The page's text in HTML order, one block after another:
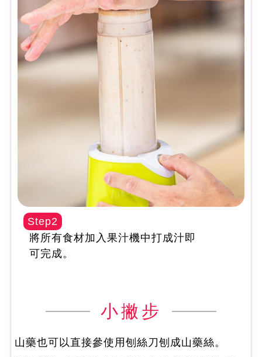
Step2
將所有食材加入果汁機中打成汁即
可完成。
小撇步
山藥也可以直接參使用刨絲刀刨成山藥絲。